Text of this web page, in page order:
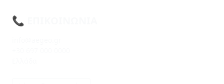
📞 ΕΠΙΚΟΙΝΩΝΊΑ